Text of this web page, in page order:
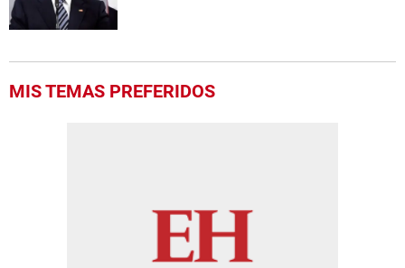
MIS TEMAS PREFERIDOS